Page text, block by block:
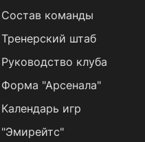
Состав команды
Тренерский штаб
Руководство клуба
Форма "Арсенала"
Календарь игр
"Эмирейтс"